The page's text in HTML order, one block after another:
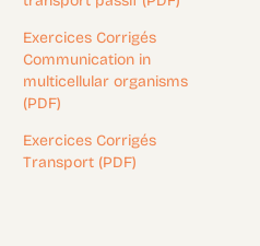
Exercices Corrigés
Communication in
multicellular organisms
(PDF)
Exercices Corrigés
Transport (PDF)